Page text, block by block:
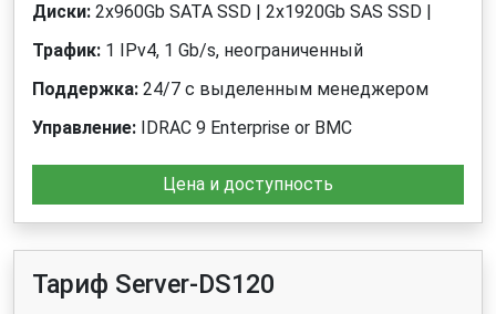
Диски: 2x960Gb SATA SSD | 2x1920Gb SAS SSD |
Трафик: 1 IPv4, 1 Gb/s, неограниченный
Поддержка: 24/7 с выделенным менеджером
Управление: IDRAC 9 Enterprise or BMC
Цена и доступность
Тариф Server-DS120